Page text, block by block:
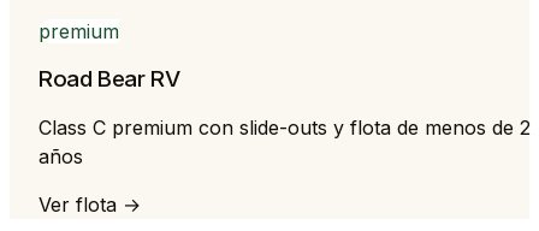
premium
Road Bear RV
Class C premium con slide-outs y flota de menos de 2
años
Ver flota →